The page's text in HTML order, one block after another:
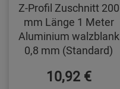
Z-Profil Zuschnitt 200
mm Länge 1 Meter
Aluminium walzblank
0,8 mm (Standard)
10,92 €